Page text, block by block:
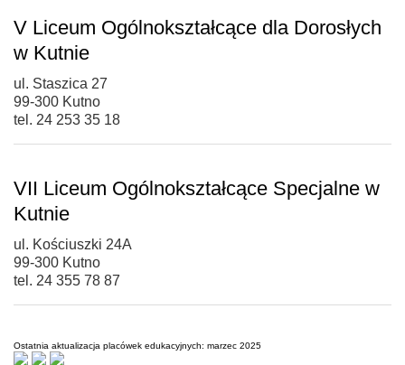
V Liceum Ogólnokształcące dla Dorosłych
w Kutnie
ul. Staszica 27
99-300 Kutno
tel. 24 253 35 18
VII Liceum Ogólnokształcące Specjalne w
Kutnie
ul. Kościuszki 24A
99-300 Kutno
tel. 24 355 78 87
Ostatnia aktualizacja placówek edukacyjnych: marzec 2025